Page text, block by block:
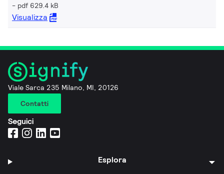
pdf 629.4 kB
Visualizza
Viale Sarca 235 Milano, MI, 20126
Contatti
Seguici
Esplora